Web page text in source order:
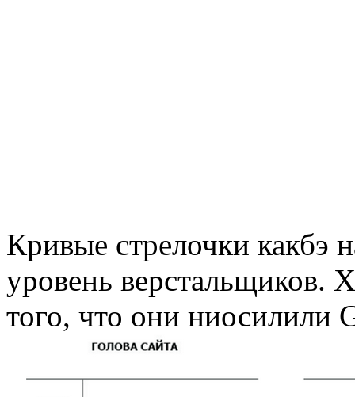
Кривые стрелочки какбэ
уровень верстальщиков.
того, что они ниосилили